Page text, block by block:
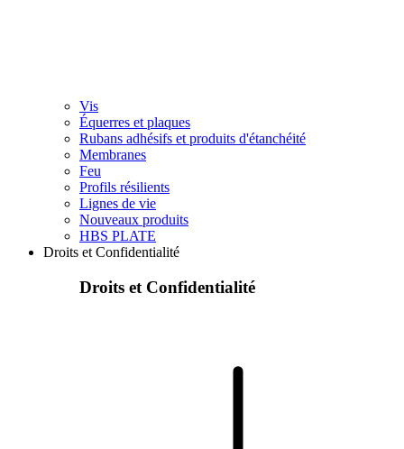
Vis
Équerres et plaques
Rubans adhésifs et produits d'étanchéité
Membranes
Feu
Profils résilients
Lignes de vie
Nouveaux produits
HBS PLATE
Droits et Confidentialité
Droits et Confidentialité